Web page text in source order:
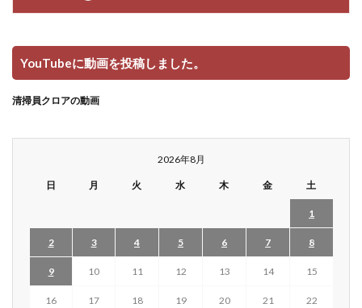
YouTubeに動画を投稿しました。
清掃員クロアの動画
2026年8月
日 月 火 水 木 金 土
1
2 3 4 5 6 7 8
9 10 11 12 13 14 15
16 17 18 19 20 21 22